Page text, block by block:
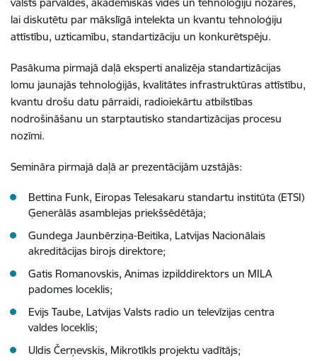
lai diskutētu par mākslīgā intelekta un kvantu tehnoloģiju
attīstību, uzticamību, standartizāciju un konkurētspēju.
Pasākuma pirmajā daļā eksperti analizēja standartizācijas
lomu jaunajās tehnoloģijās, kvalitātes infrastruktūras attīstību,
kvantu drošu datu pārraidi, radioiekārtu atbilstības
nodrošināšanu un starptautisko standartizācijas procesu
nozīmi.
Semināra pirmajā daļā ar prezentācijām uzstājās:
Bettina Funk, Eiropas Telesakaru standartu institūta (ETSI)
Ģenerālās asamblejas priekšsēdētāja;
Gundega Jaunbērziņa-Beitika, Latvijas Nacionālais
akreditācijas birojs direktore;
Gatis Romanovskis, Animas izpilddirektors un MILA
padomes loceklis;
Evijs Taube, Latvijas Valsts radio un televīzijas centra
valdes loceklis;
Uldis Čerņevskis, Mikrotīkls projektu vadītājs;